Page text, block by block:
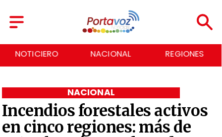
NACIONAL REGIONES ECONOMÍA
Incendios forestales activos
en cinco regiones: más de
NACIONAL